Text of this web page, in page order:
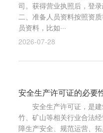
司。获得营业执照后，登
二、准备人员资料按照资
员资料，比如···
2026-07-28
安全生产许可证的必要
安全生产许可证，是
竹、矿山等相关行业合法
障生产安全、规范运营、